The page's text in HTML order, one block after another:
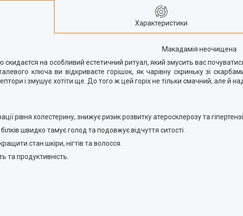
Характеристики
Макадамія неочищена
на особливий естетичний ритуал, який змусить вас
ключа ви відкриваєте горішок, як чарівну скриньку зі
і змушує хотіти ще. До того ж цей горіх не тільки смачний, але й
рівня холестерину, знижує ризик розвитку атеросклерозу та
швидко тамує голод та подовжує відчуття ситості.
стан шкіри, нігтів та волосся.
та продуктивність.